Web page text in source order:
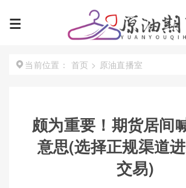
当前位置： 首页 > 原油直播室
颇为重要！期货居间
意思(选择正规渠道
交易)